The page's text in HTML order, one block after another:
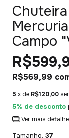
Campo
R$569,99
5 x de R$120,00
5% de desconto
Ver mais
Tamanho: 37